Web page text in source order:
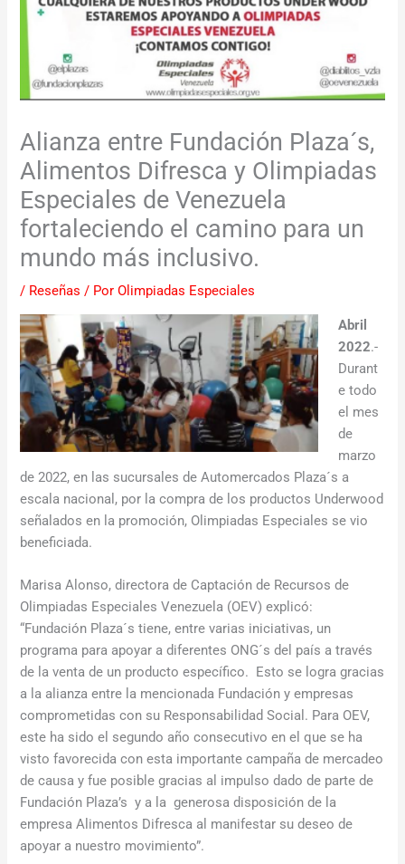
Alianza entre Fundación Plaza´s,
Alimentos Difresca y Olimpiadas
Especiales de Venezuela
fortaleciendo el camino para un
mundo más inclusivo.
/ Reseñas / PorOlimpiadas Especiales
Abril
2022.-
Durant
e todo
el mes
de
marzo
de 2022, en las sucursales de Automercados Plaza´s a
escala nacional, por la compra de los productos Underwood
señalados en la promoción, Olimpiadas Especiales se vio
beneficiada.
Marisa Alonso, directora de Captación de Recursos de
Olimpiadas Especiales Venezuela (OEV) explicó:
“Fundación Plaza´s tiene, entre varias iniciativas, un
programa para apoyar a diferentes ONG´s del país a través
de la venta de un producto específico. Esto se logra gracias
a la alianza entre la mencionada Fundación y empresas
comprometidas con su Responsabilidad Social. Para OEV,
este ha sido el segundo año consecutivo en el que se ha
visto favorecida con esta importante campaña de mercadeo
de causa y fue posible gracias al impulso dado de parte de
Fundación Plaza’s y a la generosa disposición de la
empresa Alimentos Difresca al manifestar su deseo de
apoyar a nuestro movimiento”.